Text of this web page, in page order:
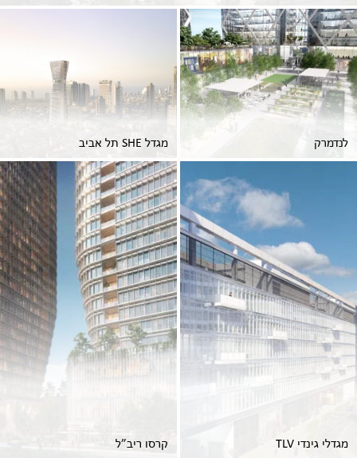
לנדמרק מגדל SHE תל אביב
מגדלי גינדי TLV קרסו ריב”ל